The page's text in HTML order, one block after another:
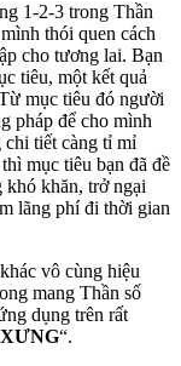
1-2-3 trong Thần
thói quen cách
cho tương lai. Bạn
tiêu, một kết quả
mục tiêu đó người
pháp để cho mình
tiết càng tỉ mỉ
mục tiêu bạn đã đề
khó khăn, trở ngại
lãng phí đi thời gian
vô cùng hiệu
mang Thần số
dụng trên rất
“.